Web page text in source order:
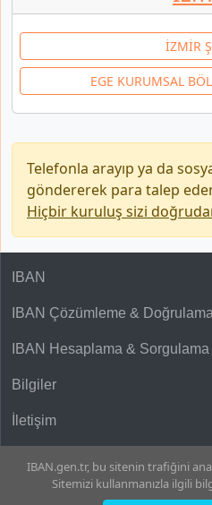
İZMİR
EGE KURUMSAL
Telefonla arayıp ya da
göndererek para talep
Hiçbir kuruluş sizi
IBAN
IBAN Çözümleme & Doğrulama
IBAN Hesaplama & Sorgulama
Bilgiler
İletişim
IBAN.gen.tr, bu sitenin trafiğini
Sitemizi kullanmanızla ilgili